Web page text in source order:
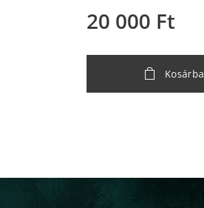
20 000 Ft
Kosárba